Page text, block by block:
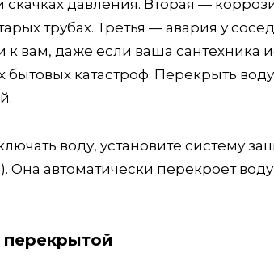
давления. Вторая —
трубах. Третья — авария у
к вам, даже если ваша сантехника
катастроф. Перекрыть
воду, установите систему
Она автоматически перекроет